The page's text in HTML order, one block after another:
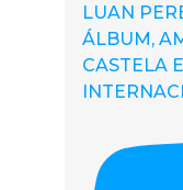
LUAN
ÁLBUM,
CASTELA